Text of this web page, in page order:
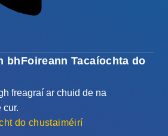
bhFoireann Tacaíochta do
freagraí ar chuid de na
cur.
do chustaiméirí